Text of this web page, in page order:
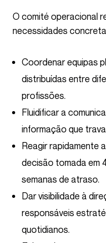
O comité operacional responde a várias
necessidades
Coordenar equipas
distribuídas entre
profissões.
Fluidificar a
informação que
Reagir rapidamente
decisão tomada em
semanas de atraso.
Dar visibilidade à
responsáveis
quotidianos.